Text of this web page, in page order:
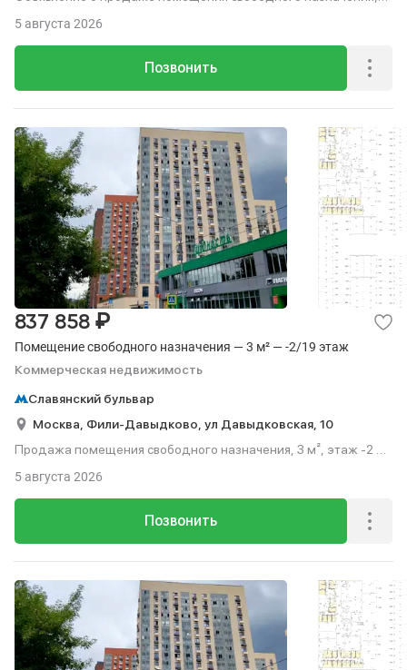
Позвонить
5 августа 2026
Помещение свободного назначения — 3 м² — -2/19 этаж
Коммерческая недвижимость
837 858 ₽
Славянский бульвар
Москва, Фили-Давыдково, ул Давыдковская, 10
Продажа помещения свободного назначения, 3 м², этаж -2 из
Позвонить
5 августа 2026